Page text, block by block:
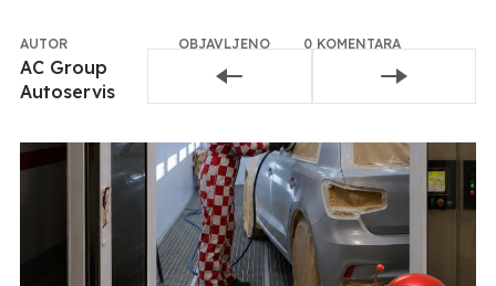
AUTOR
AC Group
Autoservis
OBJAVLJENO
25. lipnja
0 KOMENTARA
Pridružite se